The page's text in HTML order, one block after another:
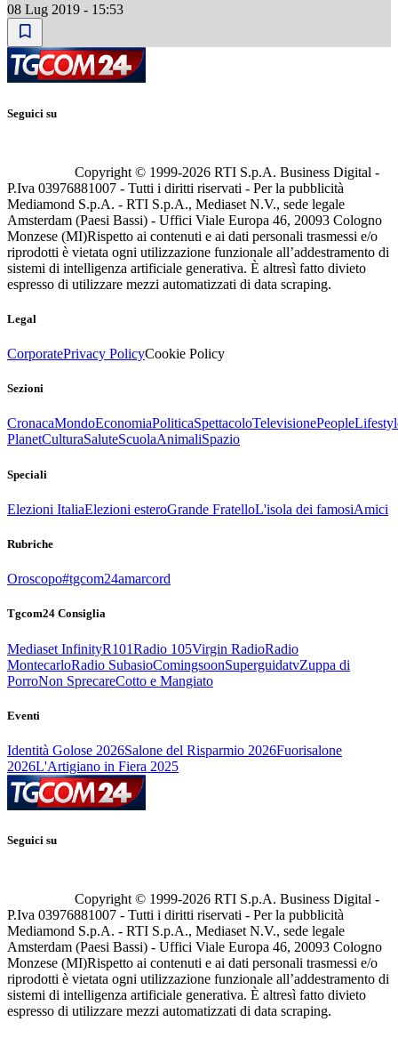
08 Lug 2019 - 15:53
Seguici su
Copyright © 1999-2026 RTI S.p.A. Business Digital -
P.Iva 03976881007 - Tutti i diritti riservati - Per la pubblicità
Mediamond S.p.A. - RTI S.p.A., Mediaset N.V., sede legale
Amsterdam (Paesi Bassi) - Uffici Viale Europa 46, 20093 Cologno
Monzese (MI)Rispetto ai contenuti e ai dati personali trasmessi e/o
riprodotti è vietata ogni utilizzazione funzionale all’addestramento di
sistemi di intelligenza artificiale generativa. È altresì fatto divieto
espresso di utilizzare mezzi automatizzati di data scraping.
Legal
CorporatePrivacy PolicyCookie Policy
Sezioni
CronacaMondoEconomiaPoliticaSpettacoloTelevisionePeople
PlanetCulturaSaluteScuolaAnimaliSpazio
Speciali
Elezioni ItaliaElezioni esteroGrande FratelloL'isola dei famosiAmici
Rubriche
Oroscopo#tgcom24amarcord
Tgcom24 Consiglia
Mediaset InfinityR101Radio 105Virgin RadioRadio
MontecarloRadio SubasioComingsoonSuperguidatvZuppa di
PorroNon SprecareCotto e Mangiato
Eventi
Identità Golose 2026Salone del Risparmio 2026Fuorisalone
2026L'Artigiano in Fiera 2025
Seguici su
Copyright © 1999-2026 RTI S.p.A. Business Digital -
P.Iva 03976881007 - Tutti i diritti riservati - Per la pubblicità
Mediamond S.p.A. - RTI S.p.A., Mediaset N.V., sede legale
Amsterdam (Paesi Bassi) - Uffici Viale Europa 46, 20093 Cologno
Monzese (MI)Rispetto ai contenuti e ai dati personali trasmessi e/o
riprodotti è vietata ogni utilizzazione funzionale all’addestramento di
sistemi di intelligenza artificiale generativa. È altresì fatto divieto
espresso di utilizzare mezzi automatizzati di data scraping.